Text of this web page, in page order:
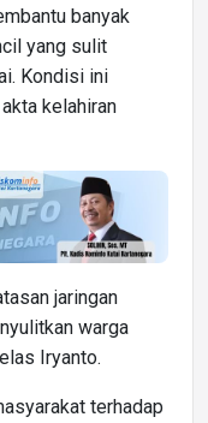
banyak
yang sulit
Kondisi ini
kelahiran
jaringan
warga
Iryanto.
terhadap